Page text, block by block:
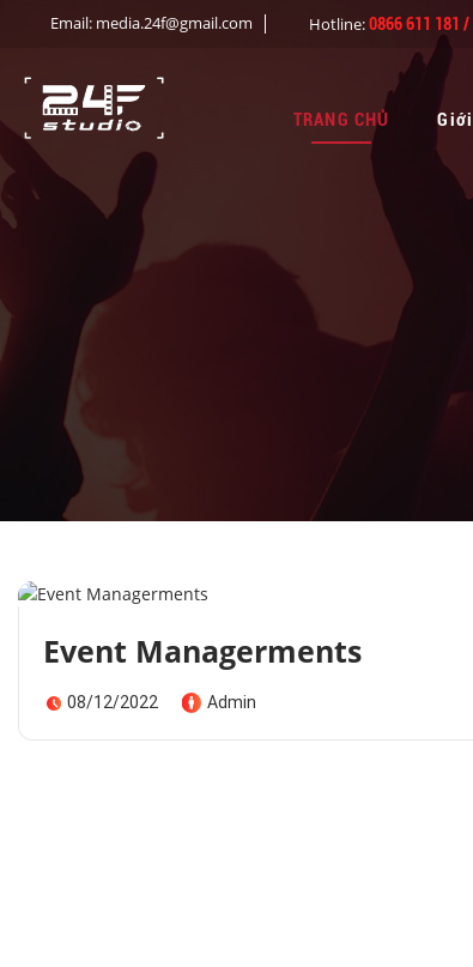
Email: media.24f@gmail.com Hotline:0866 611 181 /
TRANG CHỦ
Event Managerments
08/12/2022 Admin